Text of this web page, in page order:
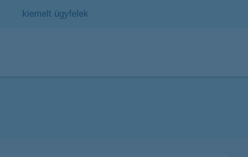
kiemelt ügyfelek